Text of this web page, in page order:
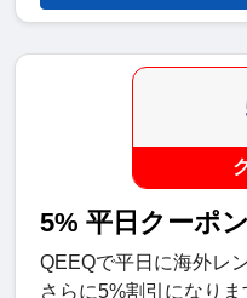
5% 平日クーポン
QEEQで平日に海外レ
さらに5%割引になりま